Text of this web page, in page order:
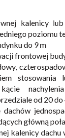
kalenicy
poziomu
do 9 m
frontowej
stosowania
od 20
dachów
główną
kalenicy